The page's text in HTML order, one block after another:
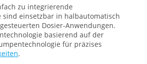
zu integrierende
sind einsetzbar in halbautomatisch
Dosier-Anwendungen.
basierend auf der
für präzises
.